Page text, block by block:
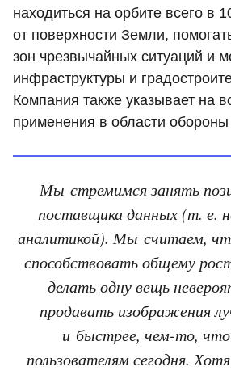
находиться на орбите всего в
от поверхности Земли,
зон чрезвычайных ситуаций и
инфраструктуры и
Компания также указывает на
применения в области обороны
Мы стремимся занять
поставщика данных (т. е.
аналитикой). Мы считаем,
способствовать общему
делать одну вещь
продавать изображения
и быстрее, чем-то,
пользователям сегодня.